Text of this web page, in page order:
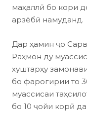
маҳаллӣ бо кори
арзёбӣ намуданд.
Дар ҳамин ҷо
Раҳмон ду
хуштарҳу
бо фарогирии то
муассисаи
бо 10 ҷойи корӣ